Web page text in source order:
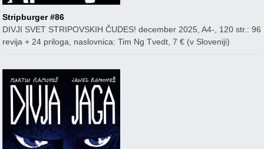
Stripburger #86
DIVJI SVET STRIPOVSKIH ČUDES! december 2025, A4-, 120 str.: 96
revija + 24 priloga, naslovnica: Tim Ng Tvedt, 7 € (v Sloveniji)